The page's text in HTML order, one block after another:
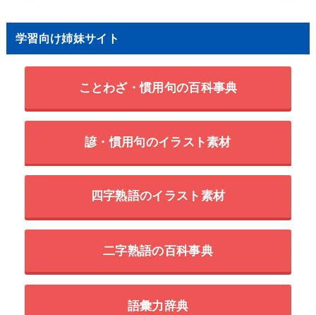
学習向け姉妹サイト
ことわざ・慣用句の百科事典
諺・慣用句のイラスト素材
四字熟語のイラスト素材
二字熟語の百科事典
語彙力辞典